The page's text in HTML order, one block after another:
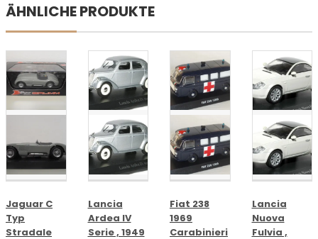
ÄHNLICHE PRODUKTE
Jaguar C
Typ
Stradale
Lancia
Ardea IV
Serie , 1949
Fiat 238
1969
Carabinieri
Lancia
Nuova
Fulvia ,